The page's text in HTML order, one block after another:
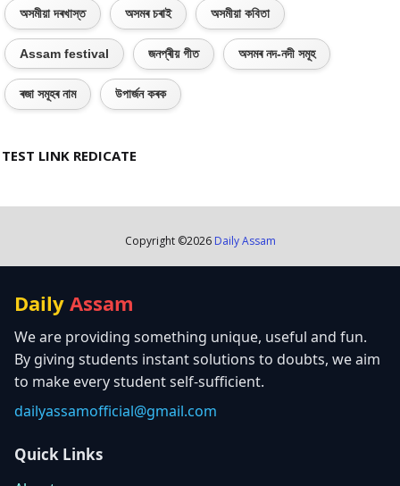
অসমীয়া দৰখাস্ত অসমৰ চৰাই অসমীয়া কবিতা
Assam festival জনপ্ৰীয় গীত অসমৰ নদ-নদী সমূহ
ৰজা সমূহৰ নাম উপাৰ্জন কৰক
TEST LINK REDICATE
Copyright ©2026 Daily Assam
Daily Assam
We are providing something unique, useful and fun.
By giving students instant solutions to doubts, we aim
to make every student self-sufficient.
dailyassamofficial@gmail.com
Quick Links